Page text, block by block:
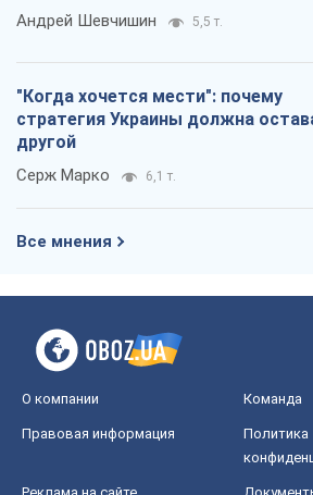
Андрей Шевчишин 5,5 т.
"Когда хочется мести": почему
стратегия Украины должна
другой
Серж Марко 6,1 т.
Все мнения
О компании Команда
Правовая информация
Политика